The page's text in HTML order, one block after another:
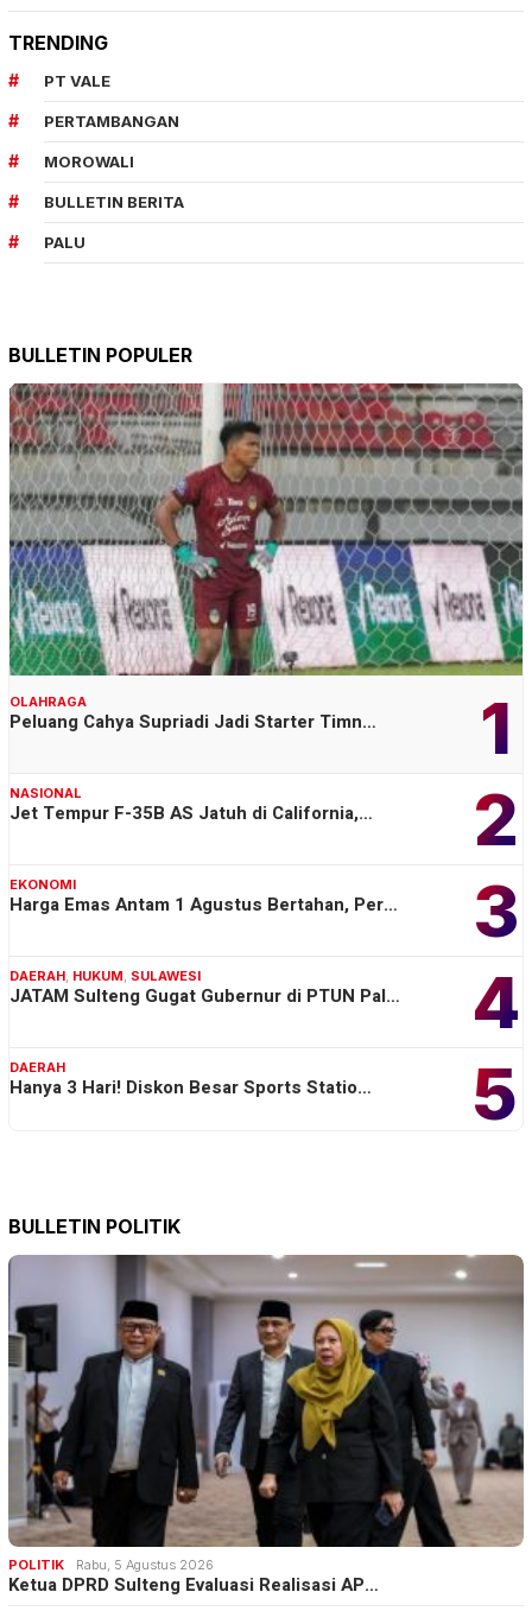
TRENDING
PT VALE
PERTAMBANGAN
MOROWALI
BULLETIN BERITA
PALU
BULLETIN POPULER
1
OLAHRAGA
Peluang Cahya Supriadi Jadi Starter Timn…
2
NASIONAL
Jet Tempur F-35B AS Jatuh di California,…
3
EKONOMI
Harga Emas Antam 1 Agustus Bertahan, Per…
4
DAERAH, HUKUM, SULAWESI
JATAM Sulteng Gugat Gubernur di PTUN Pal…
5
DAERAH
Hanya 3 Hari! Diskon Besar Sports Statio…
BULLETIN POLITIK
POLITIK Rabu, 5 Agustus 2026
Ketua DPRD Sulteng Evaluasi Realisasi AP…